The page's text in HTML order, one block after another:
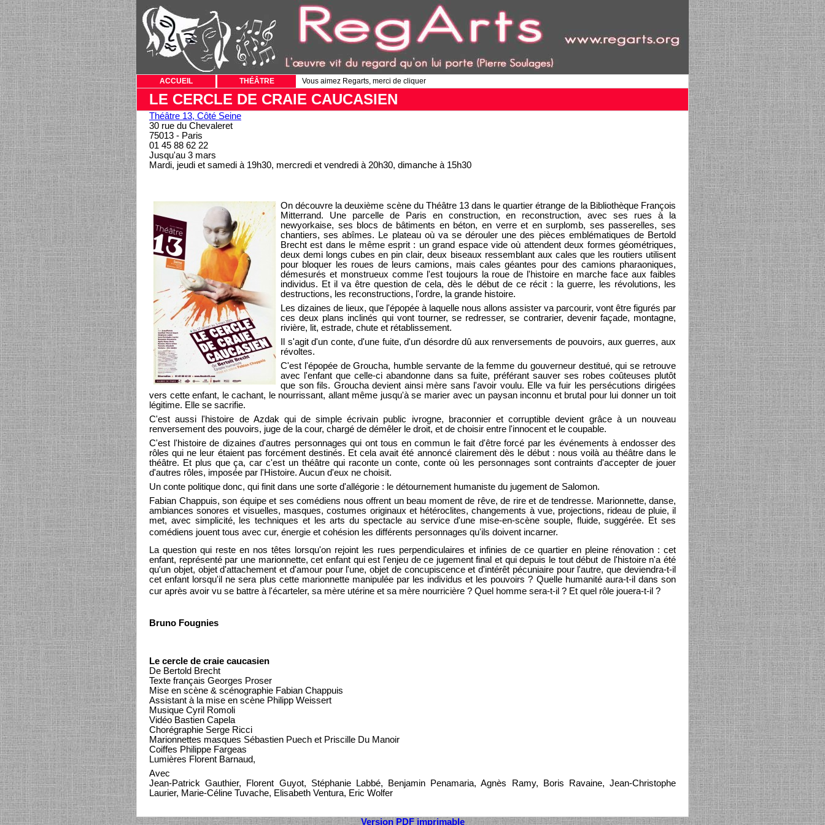
ACCUEIL THÉÂTRE Vous aimez Regarts, merci de cliquer
LE CERCLE DE CRAIE CAUCASIEN
Théâtre 13, Côté Seine
30 rue du Chevaleret
75013 - Paris
01 45 88 62 22
Jusqu'au 3 mars
Mardi, jeudi et samedi à 19h30, mercredi et vendredi à 20h30, dimanche à 15h30
On découvre la deuxième scène du Théâtre 13 dans le quartier étrange de la Bibliothèque François
Mitterrand. Une parcelle de Paris en construction, en reconstruction, avec ses rues à la
newyorkaise, ses blocs de bâtiments en béton, en verre et en surplomb, ses passerelles, ses
chantiers, ses abîmes. Le plateau où va se dérouler une des pièces emblématiques de Bertold
Brecht est dans le même esprit : un grand espace vide où attendent deux formes géométriques,
deux demi longs cubes en pin clair, deux biseaux ressemblant aux cales que les routiers utilisent
pour bloquer les roues de leurs camions, mais cales géantes pour des camions pharaoniques,
démesurés et monstrueux comme l'est toujours la roue de l'histoire en marche face aux faibles
individus. Et il va être question de cela, dès le début de ce récit : la guerre, les révolutions, les
destructions, les reconstructions, l'ordre, la grande histoire.
Les dizaines de lieux, que l'épopée à laquelle nous allons assister va parcourir, vont être figurés par
ces deux plans inclinés qui vont tourner, se redresser, se contrarier, devenir façade, montagne,
rivière, lit, estrade, chute et rétablissement.
Il s'agit d'un conte, d'une fuite, d'un désordre dû aux renversements de pouvoirs, aux guerres, aux
révoltes.
C'est l'épopée de Groucha, humble servante de la femme du gouverneur destitué, qui se retrouve
avec l'enfant que celle-ci abandonne dans sa fuite, préférant sauver ses robes coûteuses plutôt
que son fils. Groucha devient ainsi mère sans l'avoir voulu. Elle va fuir les persécutions dirigées
vers cette enfant, le cachant, le nourrissant, allant même jusqu'à se marier avec un paysan inconnu et brutal pour lui donner un toit
légitime. Elle se sacrifie.
C'est aussi l'histoire de Azdak qui de simple écrivain public ivrogne, braconnier et corruptible devient grâce à un nouveau
renversement des pouvoirs, juge de la cour, chargé de démêler le droit, et de choisir entre l'innocent et le coupable.
C'est l'histoire de dizaines d'autres personnages qui ont tous en commun le fait d'être forcé par les événements à endosser des
rôles qui ne leur étaient pas forcément destinés. Et cela avait été annoncé clairement dès le début : nous voilà au théâtre dans le
théâtre. Et plus que ça, car c'est un théâtre qui raconte un conte, conte où les personnages sont contraints d'accepter de jouer
d'autres rôles, imposée par l'Histoire. Aucun d'eux ne choisit.
Un conte politique donc, qui finit dans une sorte d'allégorie : le détournement humaniste du jugement de Salomon.
Fabian Chappuis, son équipe et ses comédiens nous offrent un beau moment de rêve, de rire et de tendresse. Marionnette, danse,
ambiances sonores et visuelles, masques, costumes originaux et hétéroclites, changements à vue, projections, rideau de pluie, il
met, avec simplicité, les techniques et les arts du spectacle au service d'une mise-en-scène souple, fluide, suggérée. Et ses
comédiens jouent tous avec cur, énergie et cohésion les différents personnages qu'ils doivent incarner.
La question qui reste en nos têtes lorsqu'on rejoint les rues perpendiculaires et infinies de ce quartier en pleine rénovation : cet
enfant, représenté par une marionnette, cet enfant qui est l'enjeu de ce jugement final et qui depuis le tout début de l'histoire n'a été
qu'un objet, objet d'attachement et d'amour pour l'une, objet de concupiscence et d'intérêt pécuniaire pour l'autre, que deviendra-t-il
cet enfant lorsqu'il ne sera plus cette marionnette manipulée par les individus et les pouvoirs ? Quelle humanité aura-t-il dans son
cur après avoir vu se battre à l'écarteler, sa mère utérine et sa mère nourricière ? Quel homme sera-t-il ? Et quel rôle jouera-t-il ?
Bruno Fougnies
Le cercle de craie caucasien
De Bertold Brecht
Texte français Georges Proser
Mise en scène & scénographie Fabian Chappuis
Assistant à la mise en scène Philipp Weissert
Musique Cyril Romoli
Vidéo Bastien Capela
Chorégraphie Serge Ricci
Marionnettes masques Sébastien Puech et Priscille Du Manoir
Coiffes Philippe Fargeas
Lumières Florent Barnaud,
Avec
Jean-Patrick Gauthier, Florent Guyot, Stéphanie Labbé, Benjamin Penamaria, Agnès Ramy, Boris Ravaine, Jean-Christophe
Laurier, Marie-Céline Tuvache, Elisabeth Ventura, Eric Wolfer
Version PDF imprimable